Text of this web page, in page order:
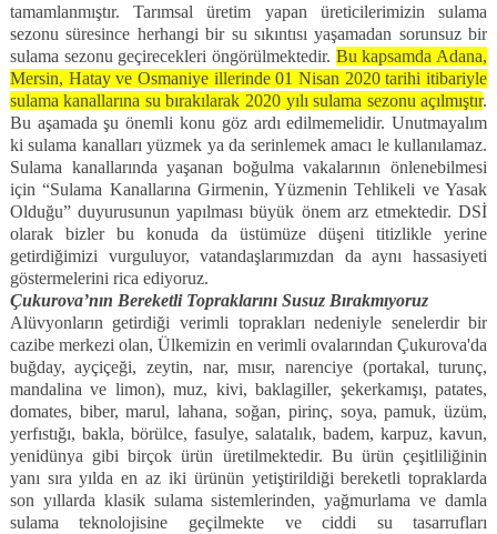
tamamlanmıştır. Tarımsal üretim yapan üreticilerimizin sulama
sezonu süresince herhangi bir su sıkıntısı yaşamadan sorunsuz bir
sulama sezonu geçirecekleri öngörülmektedir. Bu kapsamda Adana,
Mersin, Hatay ve Osmaniye illerinde 01 Nisan 2020 tarihi itibariyle
sulama kanallarına su bırakılarak 2020 yılı sulama sezonu açılmıştır.
Bu aşamada şu önemli konu göz ardı edilmemelidir. Unutmayalım
ki sulama kanalları yüzmek ya da serinlemek amacı le kullanılamaz.
Sulama kanallarında yaşanan boğulma vakalarının önlenebilmesi
için “Sulama Kanallarına Girmenin, Yüzmenin Tehlikeli ve Yasak
Olduğu” duyurusunun yapılması büyük önem arz etmektedir. DSİ
olarak bizler bu konuda da üstümüze düşeni titizlikle yerine
getirdiğimizi vurguluyor, vatandaşlarımızdan da aynı hassasiyeti
göstermelerini rica ediyoruz.
Çukurova’nın Bereketli Topraklarını Susuz Bırakmıyoruz
Alüvyonların getirdiği verimli toprakları nedeniyle senelerdir bir
cazibe merkezi olan, Ülkemizin en verimli ovalarından Çukurova'da
buğday, ayçiçeği, zeytin, nar, mısır, narenciye (portakal, turunç,
mandalina ve limon), muz, kivi, baklagiller, şekerkamışı, patates,
domates, biber, marul, lahana, soğan, pirinç, soya, pamuk, üzüm,
yerfıstığı, bakla, börülce, fasulye, salatalık, badem, karpuz, kavun,
yenidünya gibi birçok ürün üretilmektedir. Bu ürün çeşitliliğinin
yanı sıra yılda en az iki ürünün yetiştirildiği bereketli topraklarda
son yıllarda klasik sulama sistemlerinden, yağmurlama ve damla
sulama teknolojisine geçilmekte ve ciddi su tasarrufları